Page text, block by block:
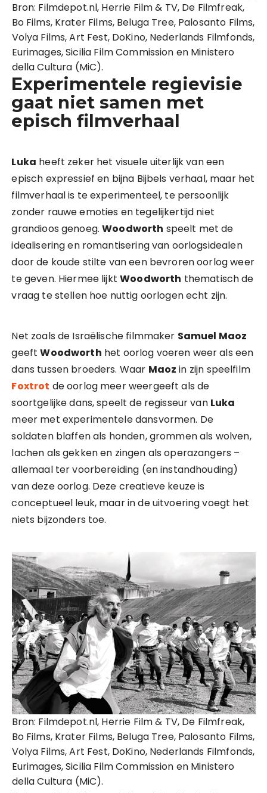
Bron: Filmdepot.nl, Herrie Film & TV, De Filmfreak,
Bo Films, Krater Films, Beluga Tree, Palosanto Films,
Volya Films, Art Fest, DoKino, Nederlands Filmfonds,
Eurimages, Sicilia Film Commission en Ministero
della Cultura (MiC).
Experimentele regievisie
gaat niet samen met
episch filmverhaal
Luka heeft zeker het visuele uiterlijk van een
episch expressief en bijna Bijbels verhaal, maar het
filmverhaal is te experimenteel, te persoonlijk
zonder rauwe emoties en tegelijkertijd niet
grandioos genoeg.Woodworth speelt met de
idealisering en romantisering van oorlogsidealen
door de koude stilte van een bevroren oorlog weer
te geven. Hiermee lijktWoodworth thematisch de
vraag te stellen hoe nuttig oorlogen echt zijn.
Net zoals de Israëlische filmmaker Samuel Maoz
geeftWoodworth het oorlog voeren weer als een
dans tussen broeders. Waar Maoz in zijn speelfilm
Foxtrot de oorlog meer weergeeft als de
soortgelijke dans, speelt de regisseur van Luka
meer met experimentele dansvormen. De
soldaten blaffen als honden, grommen als wolven,
lachen als gekken en zingen als operazangers –
allemaal ter voorbereiding (en instandhouding)
van deze oorlog. Deze creatieve keuze is
conceptueel leuk, maar in de uitvoering voegt het
niets bijzonders toe.
Bron: Filmdepot.nl, Herrie Film & TV, De Filmfreak,
Bo Films, Krater Films, Beluga Tree, Palosanto Films,
Volya Films, Art Fest, DoKino, Nederlands Filmfonds,
Eurimages, Sicilia Film Commission en Ministero
della Cultura (MiC).